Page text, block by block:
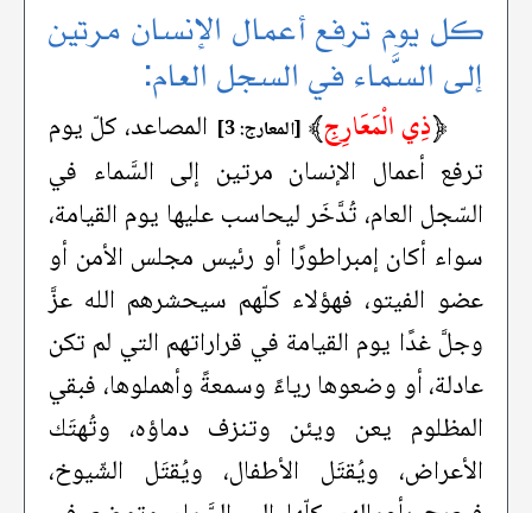
كل يوم ترفع أعمال الإنسان مرتين
إلى السَّماء في السجل العام:
﴿ذِي الْمَعَارِجِ﴾ [المعارج: 3]
المصاعد، كلّ يوم
ترفع أعمال الإنسان مرتين إلى السَّماء في
السّجل العام، تُدَّخَر ليحاسب عليها يوم القيامة،
سواء أكان إمبراطورًا أو رئيس مجلس الأمن أو
عضو الفيتو، فهؤلاء كلّهم سيحشرهم الله عزَّ
وجلَّ غدًا يوم القيامة في قراراتهم التي لم تكن
عادلة، أو وضعوها رياءً وسمعةً وأهملوها، فبقي
المظلوم يعن ويئن وتنزف دماؤه، وتُهتَك
الأعراض، ويُقتَل الأطفال، ويُقتَل الشّيوخ،